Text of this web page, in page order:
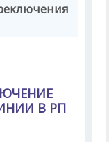
В РП